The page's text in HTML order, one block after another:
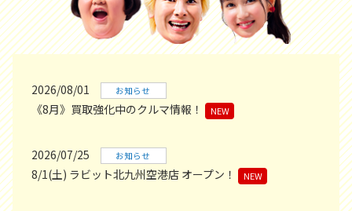
2026/08/01 お知らせ
《8月》買取強化中のクルマ情報！ NEW
2026/07/25 お知らせ
8/1(土) ラビット北九州空港店 オープン！ NEW